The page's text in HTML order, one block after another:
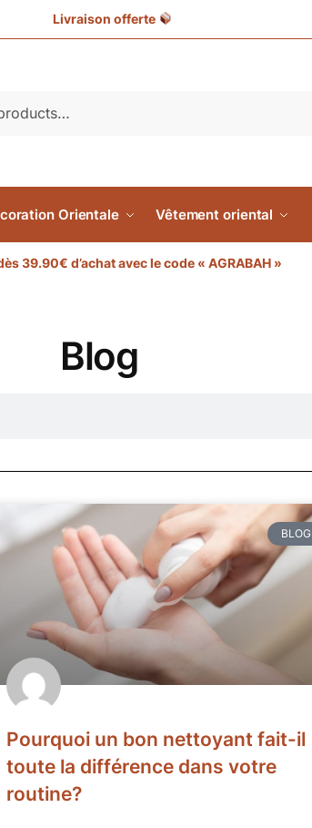
Livraison offerte
Orientale Vêtement oriental
39.90€ d’achat avec le code « AGRABAH »
Blog
BLOG
Pourquoi un bon nettoyant fait-il
toute la différence dans votre
routine?